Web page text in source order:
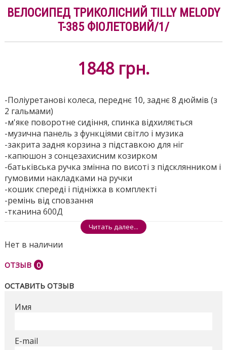
ВЕЛОСИПЕД ТРИКОЛІСНИЙ TILLY MELODY
T-385 ФІОЛЕТОВИЙ/1/
1848 грн.
-Поліуретанові колеса, переднє 10, заднє 8 дюймів (з
2 гальмами)
-м'яке поворотне сидіння, спинка відхиляється
-музична панель з функціями світло і музика
-закрита задня корзина з підставкою для ніг
-капюшон з сонцезахисним козирком
-батьківська ручка змінна по висоті з підсклянником і
гумовими накладками на ручки
-кошик спереді і підніжка в комплекті
-ремінь від сповзання
-тканина 600Д
Розміри ящика - 61 * 41 * 32см
Поделиться
Читать далее...
Нет в наличии
ОТЗЫВ 0
ОСТАВИТЬ ОТЗЫВ
Имя
E-mail